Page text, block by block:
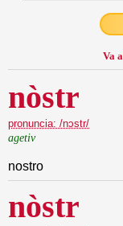
Va
nòstr
pronuncia: /nɔstr/
agetiv
nostro
nòstr